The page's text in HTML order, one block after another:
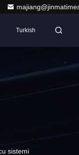
Turkish
sistemi